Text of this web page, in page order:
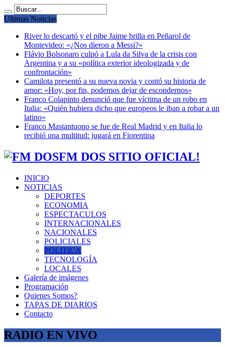
Ultimas Noticias
River lo descartó y el pibe Jaime brilla en Peñarol de
Montevideo: «¿Nos dieron a Messi?»
Flávio Bolsonaro culpó a Lula da Silva de la crisis con
Argentina y a su «política exterior ideologizada y de
confrontación»
Camilota presentó a su nueva novia y contó su historia de
amor: «Hoy, por fin, podemos dejar de escondernos»
Franco Colapinto denunció que fue víctima de un robo en
Italia: «Quién hubiera dicho que europeos le iban a robar a un
latino»
Franco Mastantuono se fue de Real Madrid y en Italia lo
recibió una multitud: jugará en Fiorentina
FM DOS SITIO OFICIAL!
INICIO
NOTICIAS
DEPORTES
ECONOMIA
ESPECTACULOS
INTERNACIONALES
NACIONALES
POLICIALES
POLITICA
TECNOLOGÍA
LOCALES
Galería de imágenes
Programación
Quienes Somos?
TAPAS DE DIARIOS
Contacto
RADIO EN VIVO